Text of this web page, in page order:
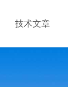
技术文章